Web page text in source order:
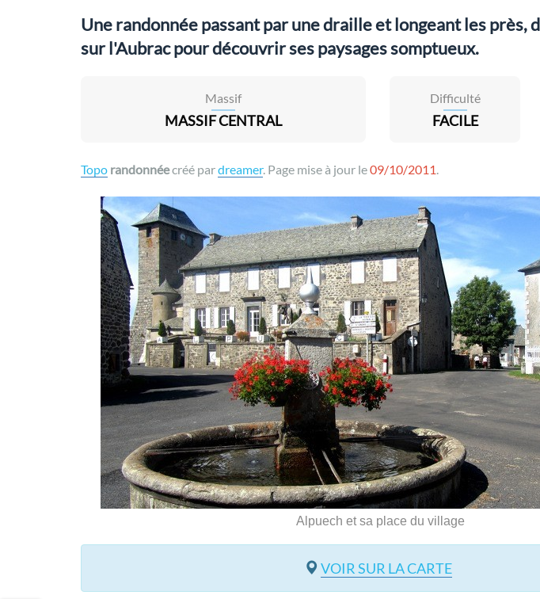
Une randonnée passant par une draille et longeant les près,
sur l'Aubrac pour découvrir ses paysages somptueux.
Massif
MASSIF CENTRAL
Difficulté
FACILE
Topo randonnéecréé pardreamer. Page mise à jour le09/10/2011.
Alpuech et sa place du village
VOIR SUR LA CARTE